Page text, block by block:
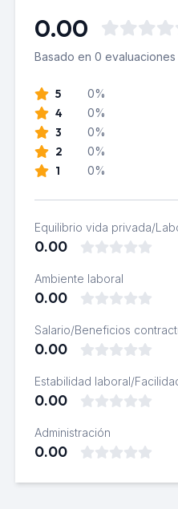
0.00
Basado en 0 evaluaciones
5 0%
4 0%
3 0%
2 0%
1 0%
Equilibrio vida privada/
0.00
Ambiente laboral
0.00
Salario/Beneficios
0.00
Estabilidad laboral/
0.00
Administración
0.00